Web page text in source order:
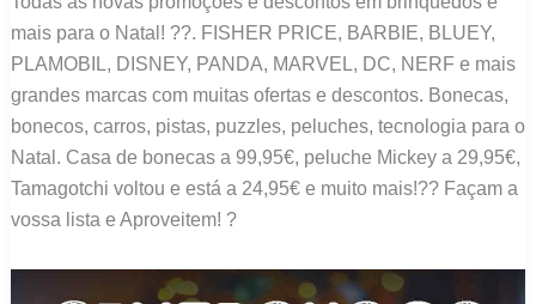
mais para o Natal! ?‍?. FISHER PRICE, BARBIE, BLUEY,
PLAMOBIL, DISNEY, PANDA, MARVEL, DC, NERF e mais
grandes marcas com muitas ofertas e descontos. Bonecas,
bonecos, carros, pistas, puzzles, peluches, tecnologia para o
Natal. Casa de bonecas a 99,95€, peluche Mickey a 29,95€,
Tamagotchi voltou e está a 24,95€ e muito mais!?? Façam a
vossa lista e Aproveitem! ?